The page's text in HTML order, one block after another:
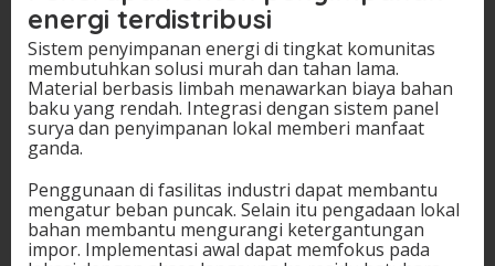
energi terdistribusi
Sistem penyimpanan energi di tingkat komunitas
membutuhkan solusi murah dan tahan lama.
Material berbasis limbah menawarkan biaya bahan
baku yang rendah. Integrasi dengan sistem panel
surya dan penyimpanan lokal memberi manfaat
ganda.
Penggunaan di fasilitas industri dapat membantu
mengatur beban puncak. Selain itu pengadaan lokal
bahan membantu mengurangi ketergantungan
impor. Implementasi awal dapat memfokus pada